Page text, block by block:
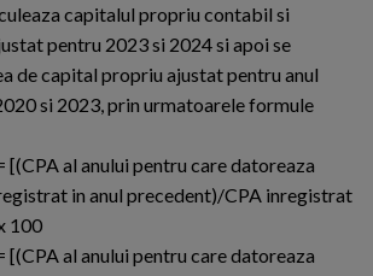
capitalul propriu contabil si
pentru 2023 si 2024 si apoi se
de capital propriu ajustat pentru anul
si 2023, prin urmatoarele formule
al anului pentru care datoreaza
in anul precedent)/CPA inregistrat
100
al anului pentru care datoreaza